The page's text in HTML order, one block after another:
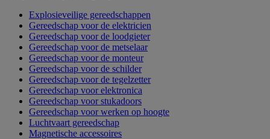
Explosieveilige gereedschappen
Gereedschap voor de elektricien
Gereedschap voor de loodgieter
Gereedschap voor de metselaar
Gereedschap voor de monteur
Gereedschap voor de schilder
Gereedschap voor de tegelzetter
Gereedschap voor elektronica
Gereedschap voor stukadoors
Gereedschap voor werken op hoogte
Luchtvaart gereedschap
Magnetische accessoires